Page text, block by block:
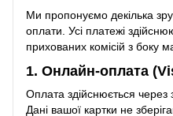
Ми пропонуємо декілька
оплати. Усі платежі
прихованих комісій з боку
1. Онлайн-оплата
Оплата здійснюється через
Дані вашої картки не